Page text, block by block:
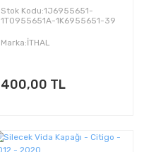
Stok Kodu:1J6955651-
1T0955651A-1K6955651-39
Marka:İTHAL
400,00 TL